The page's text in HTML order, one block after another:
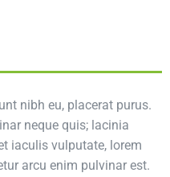
nibh eu, placerat purus.
neque quis; lacinia
iaculis vulputate, lorem
arcu enim pulvinar est.